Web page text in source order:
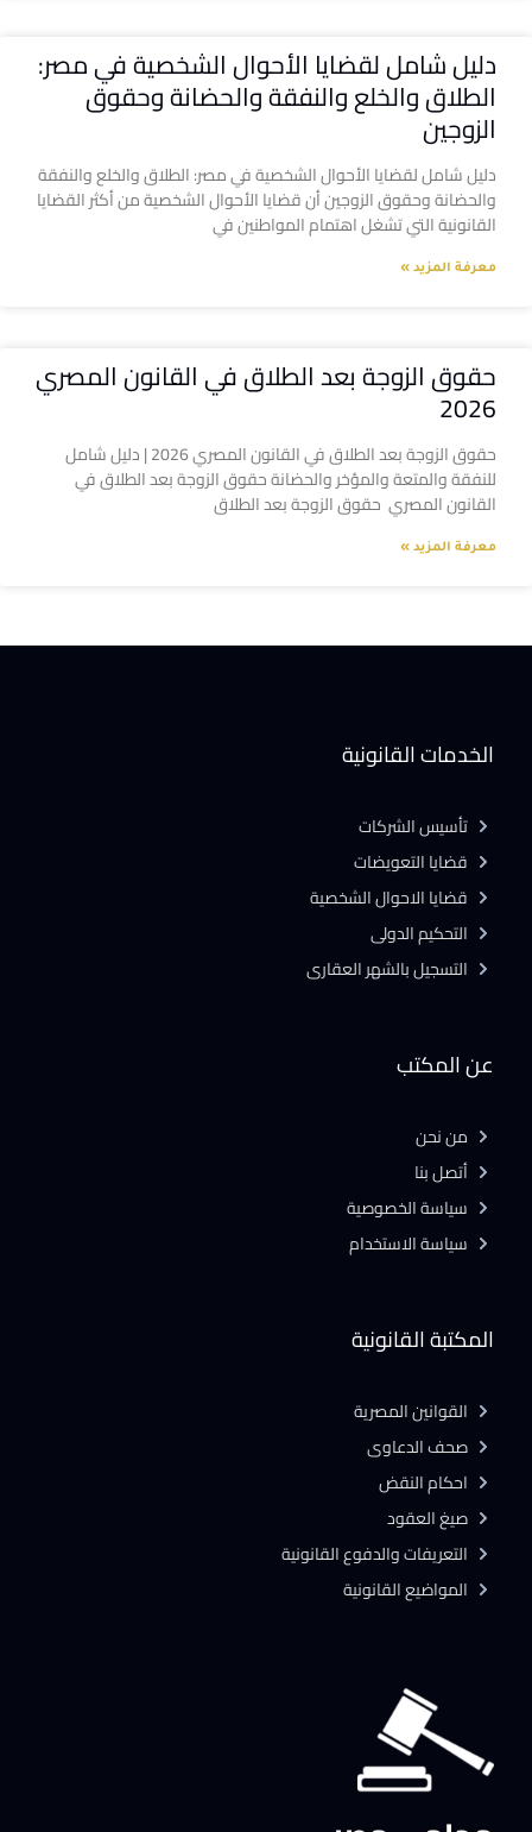
دليل شامل لقضايا الأحوال الشخصية في مصر:
الطلاق والخلع والنفقة والحضانة وحقوق
الزوجين
دليل شامل لقضايا الأحوال الشخصية في مصر: الطلاق والخلع والنفقة
والحضانة وحقوق الزوجين أن قضايا الأحوال الشخصية من أكثر القضايا
القانونية التي تشغل اهتمام المواطنين في
معرفة المزيد »
حقوق الزوجة بعد الطلاق في القانون المصري
2026
حقوق الزوجة بعد الطلاق في القانون المصري 2026 | دليل شامل
للنفقة والمتعة والمؤخر والحضانة حقوق الزوجة بعد الطلاق في
القانون المصري حقوق الزوجة بعد الطلاق
معرفة المزيد »
المكتبة القانونية
القوانين المصرية
صحف الدعاوى
احكام النقض
صيغ العقود
التعريفات والدفوع القانونية
المواضيع القانونية
عن المكتب
من نحن
أتصل بنا
سياسة الخصوصية
سياسة الاستخدام
الخدمات القانونية
تأسيس الشركات
قضايا التعويضات
قضايا الاحوال الشخصية
التحكيم الدولى
التسجيل بالشهر العقارى